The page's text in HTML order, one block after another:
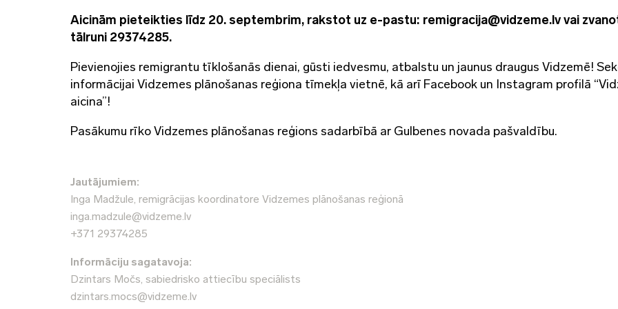
Aicinām pieteikties līdz 20. septembrim, rakstot uz e-pastu: remigracija@vidzeme.lv vai
tālruni 29374285.
Pievienojies remigrantu tīklošanās dienai, gūsti iedvesmu, atbalstu un jaunus draugus Vidzemē!
informācijai Vidzemes plānošanas reģiona tīmekļa vietnē, kā arī Facebook un Instagram profilā
aicina”!
Pasākumu rīko Vidzemes plānošanas reģions sadarbībā ar Gulbenes novada pašvaldību.
Jautājumiem:
Inga Madžule, remigrācijas koordinatore Vidzemes plānošanas reģionā
inga.madzule@vidzeme.lv
+371 29374285
Informāciju sagatavoja:
Dzintars Močs, sabiedrisko attiecību speciālists
dzintars.mocs@vidzeme.lv